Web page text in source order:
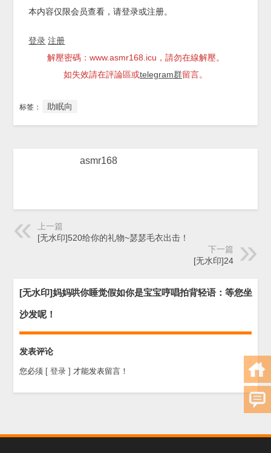
本内容仅限会员查看，请登录或注册。
登录 注册
解壓密碼：www.asmr168.icu，請勿在線解壓。
如失效請在評論區或telegram群留言。
标签： 助眠向
asmr168
上一篇
[无水印]520给你的礼物~瑟瑟毛衣出击！
下一篇
[无水印]24
[无水印]妈妈哄你睡觉假如你是宝宝哼唱拍背轻语：等您坐
沙发呢！
发表评论
您必须 [ 登录 ] 才能发表留言！